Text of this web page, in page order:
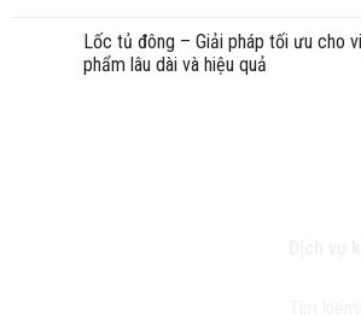
Lốc tủ đông – Giải pháp tối ưu cho
phẩm lâu dài và hiệu quả